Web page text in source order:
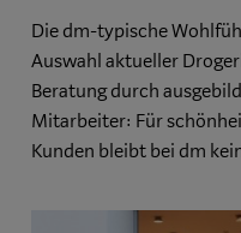
Die dm-typische
Auswahl aktueller
Beratung durch
Mitarbeiter: Für
Kunden bleibt bei dm